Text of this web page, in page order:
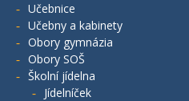
Učebnice
Učebny a kabinety
Obory gymnázia
Obory SOŠ
Školní jídelna
Jídelníček